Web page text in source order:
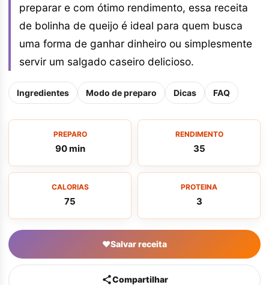
preparar e com ótimo rendimento, essa receita
de bolinha de queijo é ideal para quem busca
uma forma de ganhar dinheiro ou simplesmente
servir um salgado caseiro delicioso.
Ingredientes Modo de preparo Dicas FAQ
PREPARO
90 min
RENDIMENTO
35
CALORIAS
75
PROTEINA
3
♥Salvar receita
Compartilhar